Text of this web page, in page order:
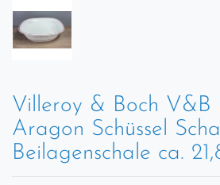
Villeroy & Boch V&B
Aragon Schüssel
Beilagenschale ca.